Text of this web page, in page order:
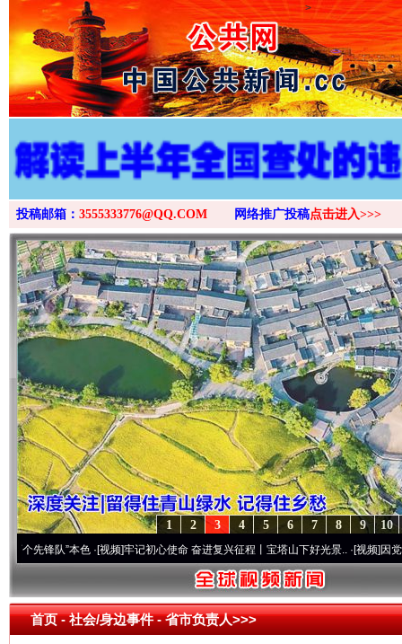
>
投稿邮箱： 3555333776@QQ.COM 网络推广投稿点击进入>>>
10
9
8
7
6
5
4
3
2
1
锋队”本色·[视频]牢记初心使命 奋进复兴征程丨宝塔山下好光景..·[视频]因党而生
首页- 社会/身边事件 -省市负责人>>>